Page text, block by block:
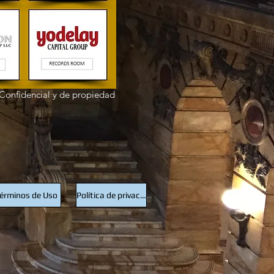
y de propiedad
de Uso Política de privacidad